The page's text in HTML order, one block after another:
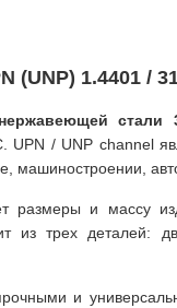
(UNP) 1.4401 /
стали
/ UNP channel
машиностроении,
размеры и массу
из трех деталей:
и